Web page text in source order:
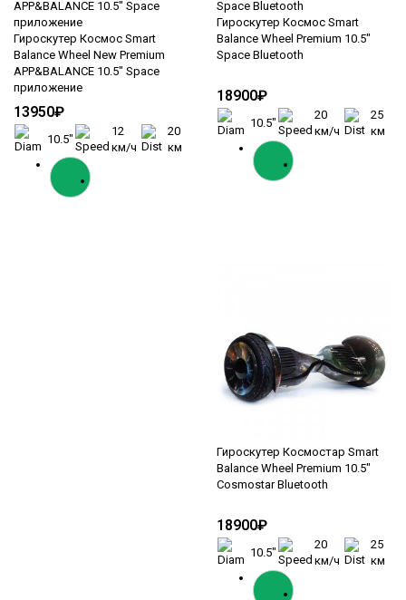
Гироскутер Космос Smart
Balance Wheel New Premium
APP&BALANCE 10.5" Space
приложение
13950₽
10.5"
12
км/ч
20
км
Гироскутер Космос Smart
Balance Wheel Premium 10.5"
Space Bluetooth
18900₽
10.5"
20
км/ч
25
км
Гироскутер Космостар Smart
Balance Wheel Premium 10.5"
Cosmostar Bluetooth
18900₽
10.5"
20
км/ч
25
км